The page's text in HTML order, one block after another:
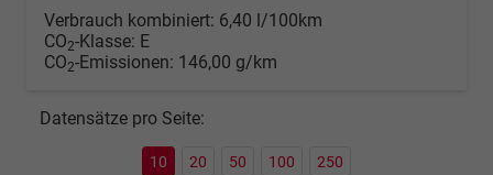
Verbrauch kombiniert: 6,40 l/100km
CO2-Klasse: E
CO2-Emissionen: 146,00 g/km
Datensätze pro Seite:
10 20 50 100 250